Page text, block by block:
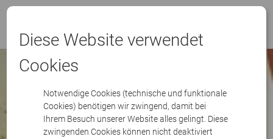
Diese Website verwendet
Cookies
Notwendige Cookies (technische und funktionale
Cookies) benötigen wir zwingend, damit bei
Ihrem Besuch unserer Website alles gelingt. Diese
zwingenden Cookies können nicht deaktiviert